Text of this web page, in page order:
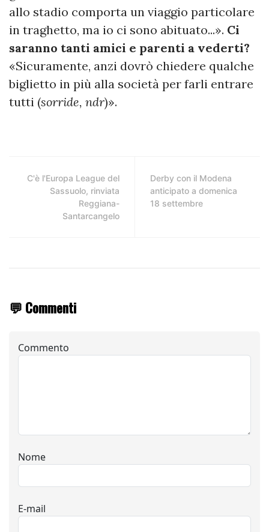
allo stadio comporta un viaggio particolare
in traghetto, ma io ci sono abituato...». Ci
saranno tanti amici e parenti a vederti?
«Sicuramente, anzi dovrò chiedere qualche
biglietto in più alla società per farli entrare
tutti (sorride, ndr)».
C'è l'Europa League del
Sassuolo, rinviata
Reggiana-
Santarcangelo
Derby con il Modena
anticipato a domenica
18 settembre
💬 Commenti